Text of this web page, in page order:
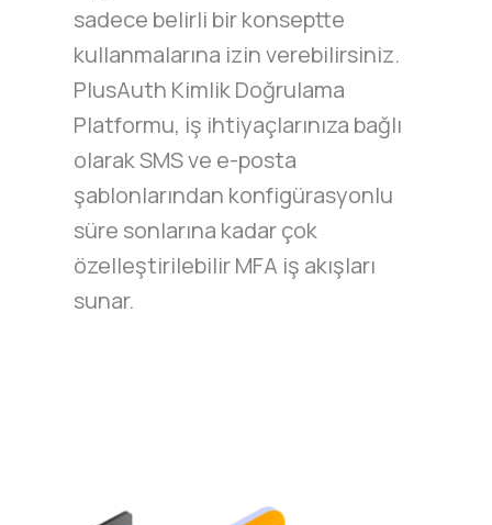
sadece belirli bir konseptte
kullanmalarına izin verebilirsiniz.
PlusAuth Kimlik Doğrulama
Platformu, iş ihtiyaçlarınıza bağlı
olarak SMS ve e-posta
şablonlarından konfigürasyonlu
süre sonlarına kadar çok
özelleştirilebilir MFA iş akışları
sunar.